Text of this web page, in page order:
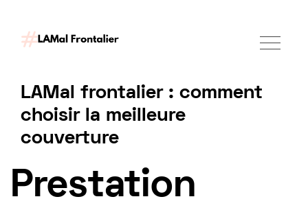
LAMal frontalier : comment
choisir la meilleure
couverture
Demander un accompagnement
Prestation